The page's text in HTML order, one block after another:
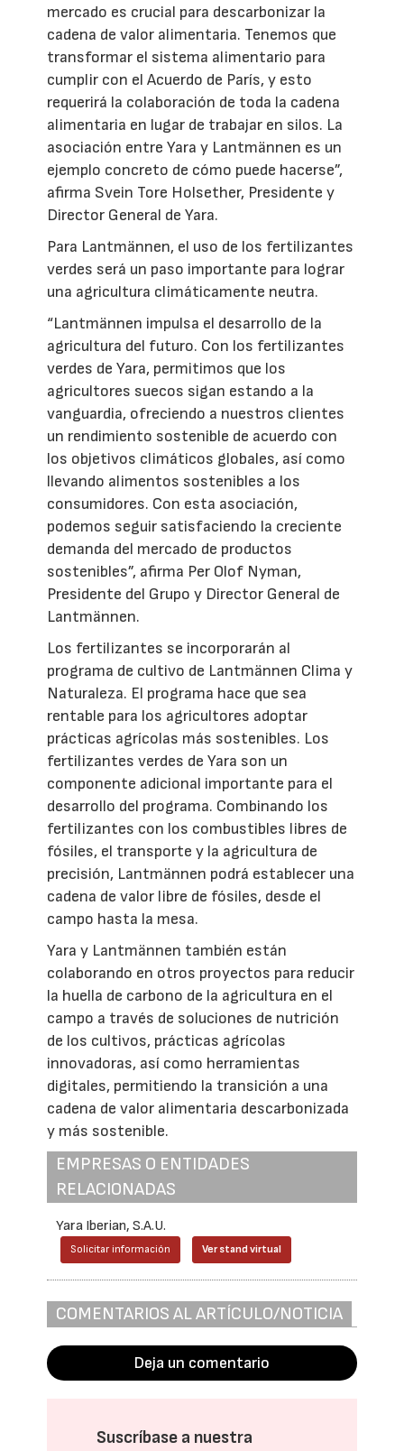
mercado es crucial para descarbonizar la
cadena de valor alimentaria. Tenemos que
transformar el sistema alimentario para
cumplir con el Acuerdo de París, y esto
requerirá la colaboración de toda la cadena
alimentaria en lugar de trabajar en silos. La
asociación entre Yara y Lantmännen es un
ejemplo concreto de cómo puede hacerse”,
afirma Svein Tore Holsether, Presidente y
Director General de Yara.
Para Lantmännen, el uso de los fertilizantes
verdes será un paso importante para lograr
una agricultura climáticamente neutra.
“Lantmännen impulsa el desarrollo de la
agricultura del futuro. Con los fertilizantes
verdes de Yara, permitimos que los
agricultores suecos sigan estando a la
vanguardia, ofreciendo a nuestros clientes
un rendimiento sostenible de acuerdo con
los objetivos climáticos globales, así como
llevando alimentos sostenibles a los
consumidores. Con esta asociación,
podemos seguir satisfaciendo la creciente
demanda del mercado de productos
sostenibles”, afirma Per Olof Nyman,
Presidente del Grupo y Director General de
Lantmännen.
Los fertilizantes se incorporarán al
programa de cultivo de Lantmännen Clima y
Naturaleza. El programa hace que sea
rentable para los agricultores adoptar
prácticas agrícolas más sostenibles. Los
fertilizantes verdes de Yara son un
componente adicional importante para el
desarrollo del programa. Combinando los
fertilizantes con los combustibles libres de
fósiles, el transporte y la agricultura de
precisión, Lantmännen podrá establecer una
cadena de valor libre de fósiles, desde el
campo hasta la mesa.
Yara y Lantmännen también están
colaborando en otros proyectos para reducir
la huella de carbono de la agricultura en el
campo a través de soluciones de nutrición
de los cultivos, prácticas agrícolas
innovadoras, así como herramientas
digitales, permitiendo la transición a una
cadena de valor alimentaria descarbonizada
y más sostenible.
EMPRESAS O ENTIDADES
RELACIONADAS
Yara Iberian, S.A.U.
Solicitar información Ver stand virtual
COMENTARIOS AL ARTÍCULO/NOTICIA
Deja un comentario
Suscríbase a nuestra